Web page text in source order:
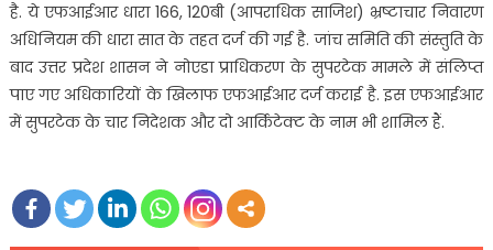
है. ये एफआईआर धारा 166, 120बी (आपराधिक साजिश) भ्रष्टाचार निवारण
अधिनियम की धारा सात के तहत दर्ज की गई है. जांच समिति की संस्तुति के
बाद उत्तर प्रदेश शासन ने नोएडा प्राधिकरण के सुपरटेक मामले में संलिप्त
पाए गए अधिकारियों के खिलाफ एफआईआर दर्ज कराई है. इस एफआईआर
में सुपरटेक के चार निदेशक और दो आर्किटेक्ट के नाम भी शामिल हैं.